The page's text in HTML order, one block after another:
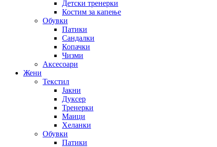
Детски тренерки
Костим за капење
Обувки
Патики
Сандалки
Копачки
Чизми
Аксесоари
Жени
Текстил
Јакни
Дуксер
Тренерки
Маици
Хеланки
Обувки
Патики